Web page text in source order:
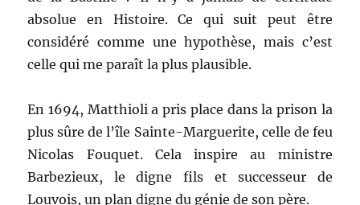
absolue en Histoire. Ce qui suit peut être
considéré comme une hypothèse, mais c’est
celle qui me paraît la plus plausible.
En 1694, Matthioli a pris place dans la prison la
plus sûre de l’île Sainte-Marguerite, celle de feu
Nicolas Fouquet. Cela inspire au ministre
Barbezieux, le digne fils et successeur de
Louvois, un plan digne du génie de son père.